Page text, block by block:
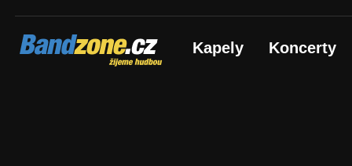
Bandzone.cz
žijeme hudbou Kapely Koncerty